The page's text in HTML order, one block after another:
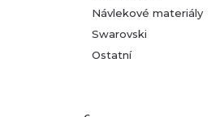
Návlekové materiály
Swarovski
Ostatní